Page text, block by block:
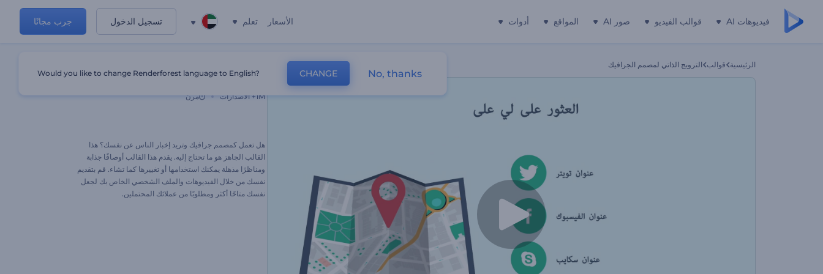
فيديوهات AI قوالب الفيديو صور AI المواقع أدوات الأسعار تعلم تسجيل الدخول جرب مجانًا
الرئيسية قوالب الترويج الذاتي لمصمم الجرافيك
1M+ الاصدارات مرن
هل تعمل كمصمم جرافيك وتريد إخبار الناس عن نفسك؟ هذا
القالب الجاهز هو ما تحتاج إليه. يقدم هذا القالب أوصافًا جذابة
ومناظرًا مذهلة يمكنك استخدامها أو تغييرها كما تشاء. قم بتقديم
نفسك من خلال الفيديوهات والملف الشخصي الخاص بك لجعل
نفسك متاحًا أكثر ومطلوبًا من عملائك المحتملين.
Would you like to change Renderforest language to English? CHANGE No, thanks